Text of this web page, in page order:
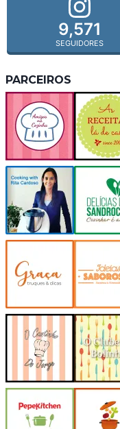
9,571
SEGUIDORES
PARCEIROS